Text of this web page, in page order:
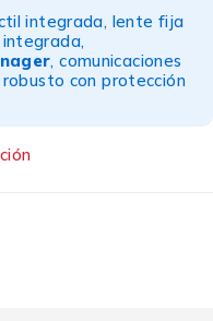
integrada, lente fija
integrada,
, comunicaciones
con protección